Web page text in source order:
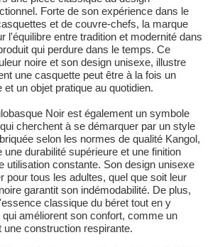
Forte de son expérience dans le
et de couvre-chefs, la marque
l'équilibre entre tradition et modernité dans
qui perdure dans le temps. Ce
noire et son design unisexe, illustre
une casquette peut être à la fois un
un objet pratique au quotidien.
Noir est également un symbole
cherchent à se démarquer par un style
selon les normes de qualité Kangol,
durabilité supérieure et une finition
utilisation constante. Son design unisexe
pour tous les adultes, quel que soit leur
garantit son indémodabilité. De plus,
classique du béret tout en y
améliorent son confort, comme un
une construction respirante.